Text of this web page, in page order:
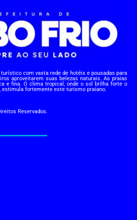
com vasta rede de hotéis e pousadas para
aproveitarem suas belezas naturais. As praias
e fina. O clima tropical, onde o sol brilha forte o
estimula fortemente este turismo praiano.
Reservados.